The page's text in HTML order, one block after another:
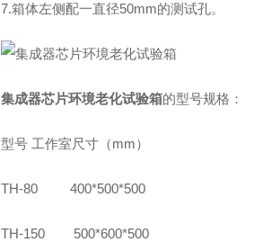
7.箱体左侧配一直径50mm的测试孔。
集成器芯片环境老化试验箱的型号规格：
型号 工作室尺寸（mm）
TH-80 400*500*500
TH-150 500*600*500